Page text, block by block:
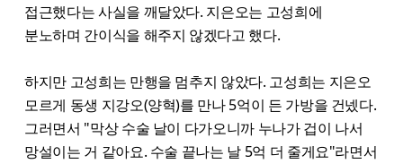
접근했다는 사실을 깨달았다. 지은오는 고성희에
분노하며 간이식을 해주지 않겠다고 했다.
하지만 고성희는 만행을 멈추지 않았다. 고성희는 지은오
모르게 동생 지강오(양혁)를 만나 5억이 든 가방을 건넸다.
그러면서 "막상 수술 날이 다가오니까 누나가 겁이 나서
망설이는 거 같아요. 수술 끝나는 날 5억 더 줄게요"라면서